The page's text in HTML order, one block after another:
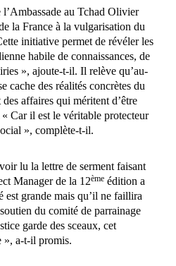
l’Ambassade au Tchad Olivier
la France à la vulgarisation du
initiative permet de révéler les
habile de connaissances, de
», ajoute-t-il. Il relève qu’au-
cache des réalités concrètes du
affaires qui méritent d’être
Car il est le véritable protecteur
», complète-t-il.
lu la lettre de serment faisant
Manager de la 12ème édition a
est grande mais qu’il ne faillira
du comité de parrainage
garde des sceaux, cet
», a-t-il promis.